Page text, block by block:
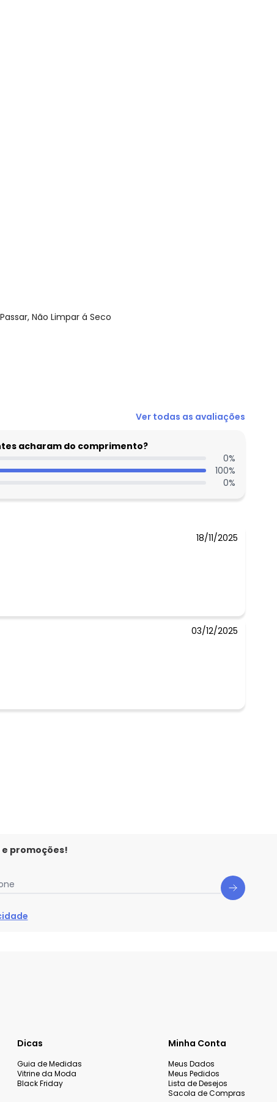
Claro
Não Limpar á Seco
N/D*
N/D*
N/D*
N/D*
N/D*
Ver todas as avaliações
acharam do comprimento?
0%
100%
0%
18/11/2025
03/12/2025
e promoções!
Dicas
Guia de Medidas
Vitrine da Moda
Black Friday
Minha Conta
Meus Dados
Meus Pedidos
Lista de Desejos
Sacola de Compras
com a nossa